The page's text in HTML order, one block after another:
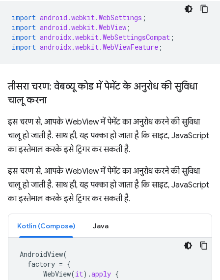
import android.webkit.WebSettings ;
import android.webkit.WebView ;
import androidx.webkit.WebSettingsCompat ;
import androidx.webkit.WebViewFeature ;
तीसरा चरण: वेबव्यू कोड में पेमेंट के अनुरोध की सुविधा
चालू करना
इस चरण से, आपके WebView में पेमेंट का अनुरोध करने की सुविधा
चालू हो जाती है. साथ ही, यह पक्का हो जाता है कि साइट, JavaScript
का इस्तेमाल करके इसे ट्रिगर कर सकती है.
इस चरण से, आपके WebView में पेमेंट का अनुरोध करने की सुविधा
चालू हो जाती है. साथ ही, यह पक्का हो जाता है कि साइट, JavaScript
का इस्तेमाल करके इसे ट्रिगर कर सकती है.
Kotlin (Compose) Java
AndroidView(
factory = {
WebView(it).apply {